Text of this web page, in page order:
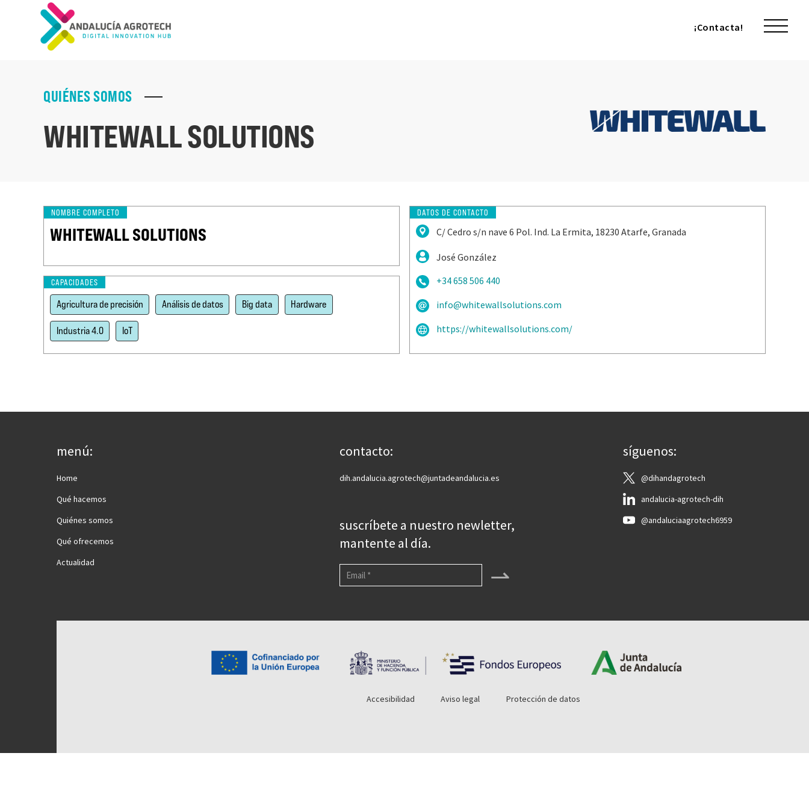
¡Contacta!
QUIÉNES SOMOS
WHITEWALL SOLUTIONS
NOMBRE COMPLETO
WHITEWALL SOLUTIONS C/ Cedro s/n nave 6 Pol. Ind. La Ermita, 18230 Atarfe, Granada
José González
+34 658 506 440
info@whitewallsolutions.com
https://whitewallsolutions.com/
DATOS DE CONTACTO
Agricultura de precisión Análisis de datos Big data Hardware
Industria 4.0 IoT
CAPACIDADES
menú:
Home
Qué hacemos
Quiénes somos
Qué ofrecemos
Actualidad
contacto:
dih.andalucia.agrotech@juntadeandalucia.es
suscríbete a nuestro newletter,
mantente al día.
⇀
síguenos:
@dihandagrotech
andalucia-agrotech-dih
@andaluciaagrotech6959
Accesibilidad Aviso legal Protección de datos